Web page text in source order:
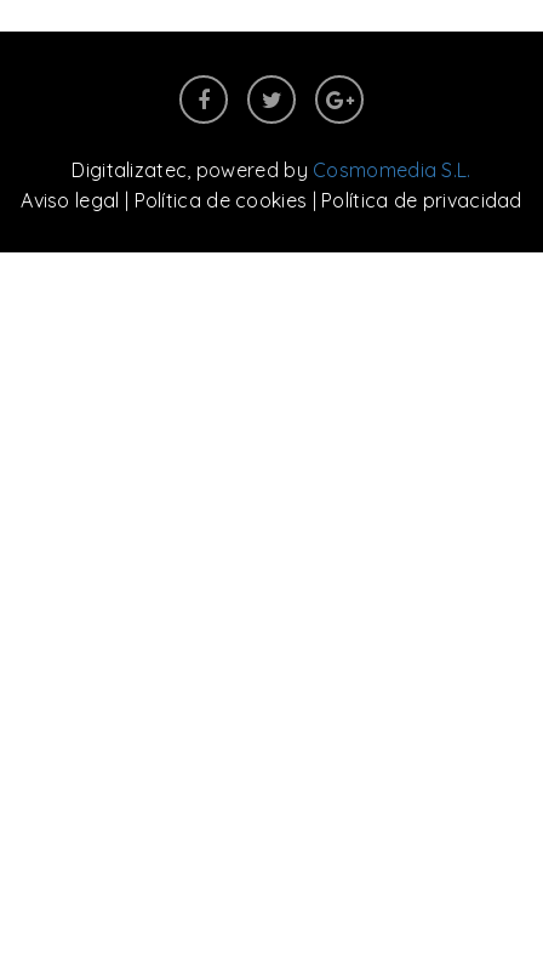
Digitalizatec, powered by Cosmomedia S.L.
Aviso legal
Política de cookies Política de privacidad